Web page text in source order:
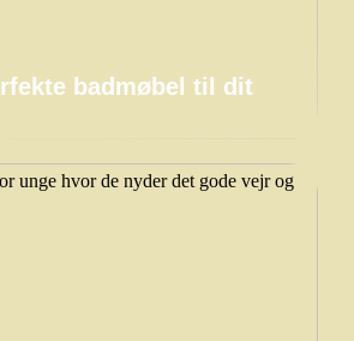
badmøbel til dit